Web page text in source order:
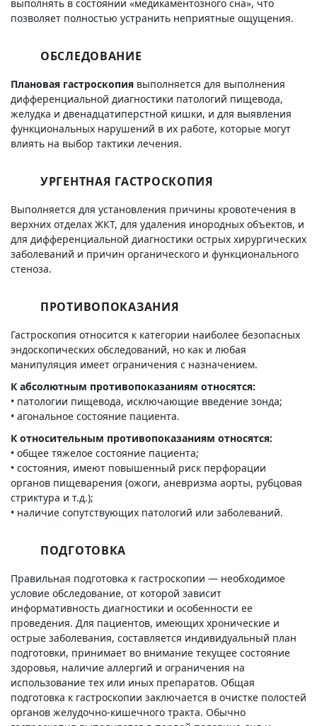
выполнять в состоянии «медикаментозного сна», что
позволяет полностью устранить неприятные ощущения.
ОБСЛЕДОВАНИЕ
Плановая гастроскопия выполняется для выполнения
дифференциальной диагностики патологий пищевода,
желудка и двенадцатиперстной кишки, и для выявления
функциональных нарушений в их работе, которые могут
влиять на выбор тактики лечения.
УРГЕНТНАЯ ГАСТРОСКОПИЯ
Выполняется для установления причины кровотечения в
верхних отделах ЖКТ, для удаления инородных объектов, и
для дифференциальной диагностики острых хирургических
заболеваний и причин органического и функционального
стеноза.
ПРОТИВОПОКАЗАНИЯ
Гастроскопия относится к категории наиболее безопасных
эндоскопических обследований, но как и любая
манипуляция имеет ограничения с назначением.
К абсолютным противопоказаниям относятся:
• патологии пищевода, исключающие введение зонда;
• агональное состояние пациента.
К относительным противопоказаниям относятся:
• общее тяжелое состояние пациента;
• состояния, имеют повышенный риск перфорации
органов пищеварения (ожоги, аневризма аорты, рубцовая
стриктура и т.д.);
• наличие сопутствующих патологий или заболеваний.
ПОДГОТОВКА
Правильная подготовка к гастроскопии — необходимое
условие обследование, от которой зависит
информативность диагностики и особенности ее
проведения. Для пациентов, имеющих хронические и
острые заболевания, составляется индивидуальный план
подготовки, принимает во внимание текущее состояние
здоровья, наличие аллергий и ограничения на
использование тех или иных препаратов. Общая
подготовка к гастроскопии заключается в очистке полостей
органов желудочно-кишечного тракта. Обычно